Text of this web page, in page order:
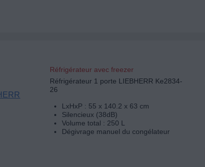
Réfrigérateur avec freezer
Réfrigérateur 1 porte LIEBHERR Ke2834-
26
LxHxP : 55 x 140.2 x 63 cm
Silencieux (38dB)
Volume total : 250 L
Dégivrage manuel du congélateur